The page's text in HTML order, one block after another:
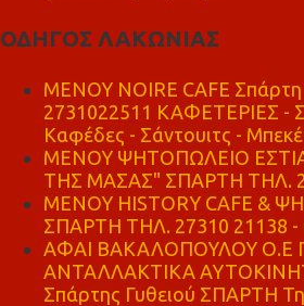
ΟΔΗΓΟΣ ΛΑΚΩΝΙΑΣ
MENOY NOIRE CAFE
2731022511 ΚΑΦΕΤΕΡΙΕΣ
Καφέδες - Σάντουιτς -
ΜΕΝΟΥ ΨΗΤΟΠΩΛΕΙΟ
ΤΗΣ ΜΑΣΑΣ" ΣΠΑΡΤΗ ΤΗΛ.
ΜΕΝΟΥ HISTORY CAFE &
ΣΠΑΡΤΗ ΤΗΛ. 27310 21138 -
ΑΦΑΙ ΒΑΚΑΛΟΠΟΥΛΟΥ Ο.Ε
ΑΝΤΑΛΛΑΚΤΙΚΑ
Σπάρτης Γυθειού ΣΠΑΡΤΗ